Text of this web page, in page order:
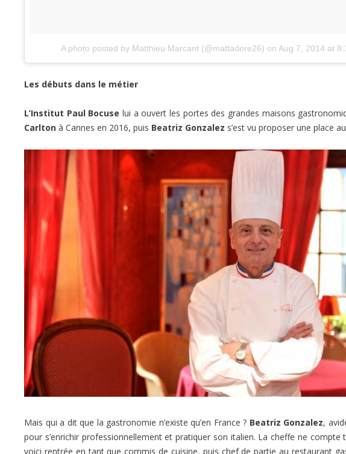
A photo posted by Matthieu Marcant (@mattadore26) on Aug 7, 2014 at
Les débuts dans le métier
L’Institut Paul Bocuse lui a ouvert les portes des grandes maisons
Carlton à Cannes en 2016, puis Beatriz Gonzalez s’est vu proposer une place
Mais qui a dit que la gastronomie n’existe qu’en France ? Beatriz Gonzalez,
pour s’enrichir professionnellement et pratiquer son italien. La cheffe ne
voici rentrée en tant que commis de cuisine, puis chef de partie au restaurant